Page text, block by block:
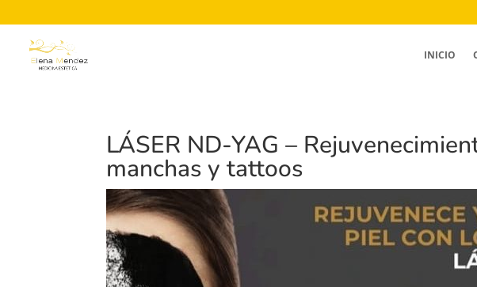
INICIO
LÁSER ND-YAG –
manchas y tattoos